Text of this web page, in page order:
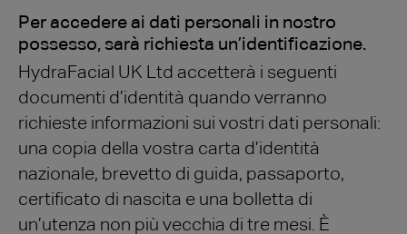
Per accedere ai dati personali in nostro
possesso, sarà richiesta un’identificazione.
HydraFacial UK Ltd accetterà i seguenti
documenti d’identità quando verranno
richieste informazioni sui vostri dati personali:
una copia della vostra carta d’identità
nazionale, brevetto di guida, passaporto,
certificato di nascita e una bolletta di
un’utenza non più vecchia di tre mesi. È